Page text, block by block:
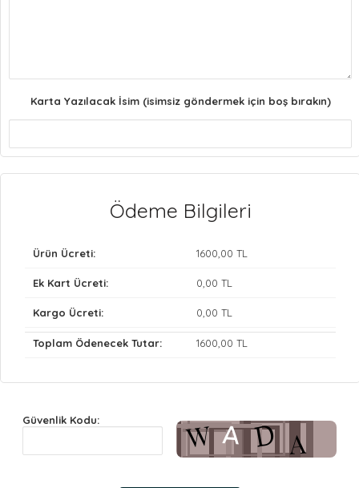
Karta Yazılacak İsim (isimsiz göndermek için boş bırakın)
Ödeme Bilgileri
Ürün Ücreti: 1600 ,00 TL
Ek Kart Ücreti: 0 ,00 TL
Kargo Ücreti: 0 ,00 TL
Toplam Ödenecek Tutar: 1600 ,00 TL
Güvenlik Kodu: